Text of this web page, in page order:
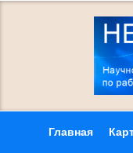
Главная